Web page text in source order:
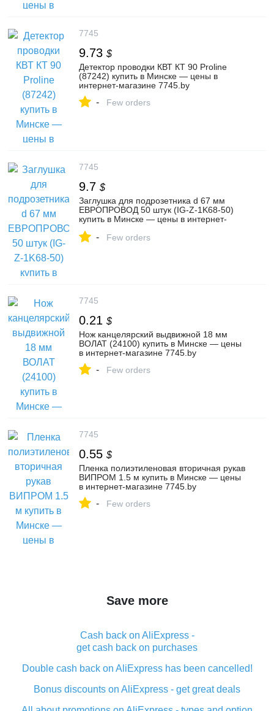
7745
9.73 $
Детектор проводки КВТ КТ 90 Proline
(87242) купить в Минске — цены в
интернет-магазине 7745.by
- Few orders
7745
9.7 $
Заглушка для подрозетника d 67 мм
ЕВРОПРОВОД 50 штук (IG-Z-1K68-50)
купить в Минске — цены в интернет-
- Few orders
7745
0.21 $
Нож канцелярский выдвижной 18 мм
ВОЛАТ (24100) купить в Минске — цены
в интернет-магазине 7745.by
- Few orders
7745
0.55 $
Пленка полиэтиленовая вторичная рукав
ВИПРОМ 1.5 м купить в Минске — цены
в интернет-магазине 7745.by
- Few orders
Save more
Cash back on AliExpress -
get cash back on purchases
Double cash back on AliExpress has been cancelled!
Bonus discounts on AliExpress - get great deals